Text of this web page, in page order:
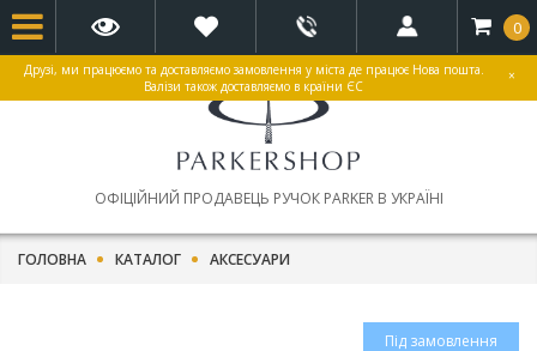
Друзі, ми працюємо та доставляємо замовлення у міста де працює Нова пошта.
Валізи також доставляємо в країни ЄС
×
ОФІЦІЙНИЙ ПРОДАВЕЦЬ РУЧОК PARKER В УКРАЇНІ
0
ГОЛОВНА КАТАЛОГ АКСЕСУАРИ
Під замовлення